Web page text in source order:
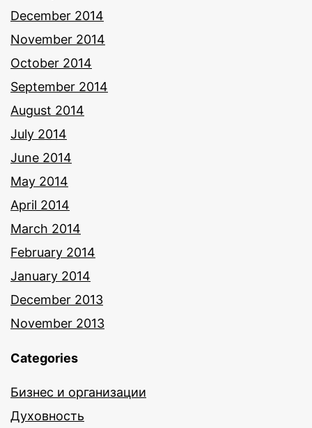
December 2014
November 2014
October 2014
September 2014
August 2014
July 2014
June 2014
May 2014
April 2014
March 2014
February 2014
January 2014
December 2013
November 2013
Categories
Бизнес и организации
Духовность